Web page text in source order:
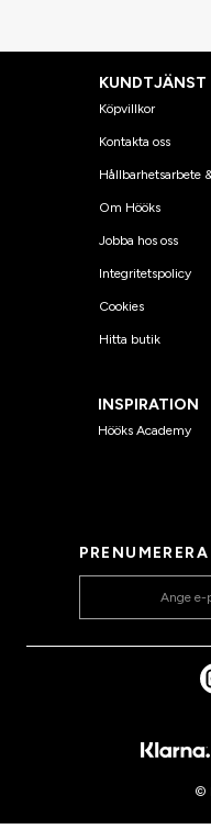
KUNDTJÄNST
Köpvillkor
Kontakta oss
Hållbarhetsarbete
Om Hööks
Jobba hos oss
Integritetspolicy
Cookies
Hitta butik
INSPIRATION
Hööks Academy
©